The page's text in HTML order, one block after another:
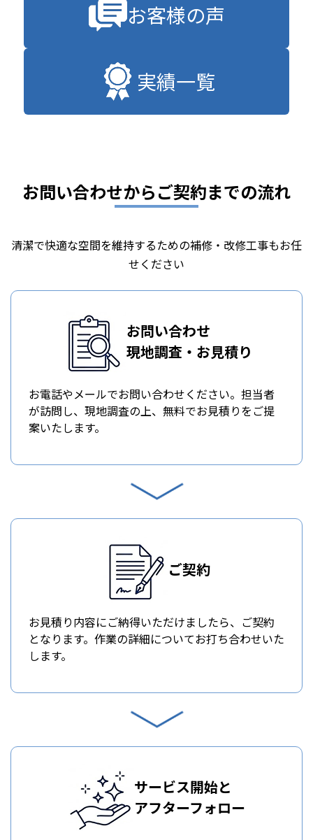
お客様の声
実績一覧
お問い合わせからご契約までの流れ
清潔で快適な空間を維持するための補修・改修工事もお任
せください
お問い合わせ
現地調査・お見積り
お電話やメールでお問い合わせください。担当者
が訪問し、現地調査の上、無料でお見積りをご提
案いたします。
ご契約
お見積り内容にご納得いただけましたら、ご契約
となります。作業の詳細についてお打ち合わせいた
します。
サービス開始と
アフターフォロー